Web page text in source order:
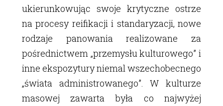
ukierunkowując swoje krytyczne ostrze
na procesy reifikacji i standaryzacji, nowe
rodzaje panowania realizowane za
pośrednictwem „przemysłu kulturowego” i
inne ekspozytury niemal wszechobecnego
„świata administrowanego”. W kulturze
masowej zawarta była co najwyżej